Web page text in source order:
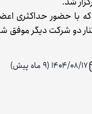
که با حضور حداکثری
دو شرکت دیگر موفق
۱۴۰۴/۰۸/۱۷ (9 ماه پیش)